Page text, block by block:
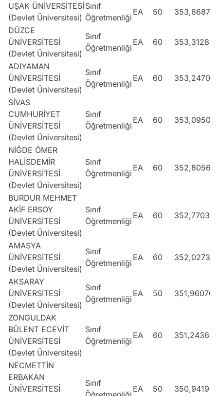
UŞAK ÜNİVERSİTESİ
(Devlet Üniversitesi)
Sınıf
Öğretmenliği
EA 50 353,66878
DÜZCE
ÜNİVERSİTESİ
(Devlet Üniversitesi)
Sınıf
Öğretmenliği
EA 60 353,31288
ADIYAMAN
ÜNİVERSİTESİ
(Devlet Üniversitesi)
Sınıf
Öğretmenliği
EA 60 353,24709
SİVAS
CUMHURİYET
ÜNİVERSİTESİ
(Devlet Üniversitesi)
Sınıf
Öğretmenliği
EA 60 353,09505
NİĞDE ÖMER
HALİSDEMİR
ÜNİVERSİTESİ
(Devlet Üniversitesi)
Sınıf
Öğretmenliği
EA 60 352,80565
BURDUR MEHMET
AKİF ERSOY
ÜNİVERSİTESİ
(Devlet Üniversitesi)
Sınıf
Öğretmenliği
EA 60 352,77037
AMASYA
ÜNİVERSİTESİ
(Devlet Üniversitesi)
Sınıf
Öğretmenliği
EA 60 352,02738
AKSARAY
ÜNİVERSİTESİ
(Devlet Üniversitesi)
Sınıf
Öğretmenliği
EA 50 351,96076
ZONGULDAK
BÜLENT ECEVİT
ÜNİVERSİTESİ
(Devlet Üniversitesi)
Sınıf
Öğretmenliği
EA 60 351,24362
NECMETTİN
ERBAKAN
ÜNİVERSİTESİ
Sınıf
EA 50 350,94192